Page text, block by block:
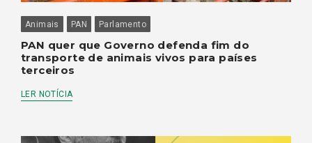
Animais PAN Parlamento
PAN quer que Governo defenda fim do
transporte de animais vivos para países
terceiros
LER NOTÍCIA